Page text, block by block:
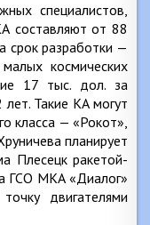
специалистов,
составляют от 88
срок разработки —
космических
17 тыс. дол. за
Такие КА могут
класса — «Рокот»,
планирует
Плесецк ракетой-
ГСО МКА «Диалог»
двигателями